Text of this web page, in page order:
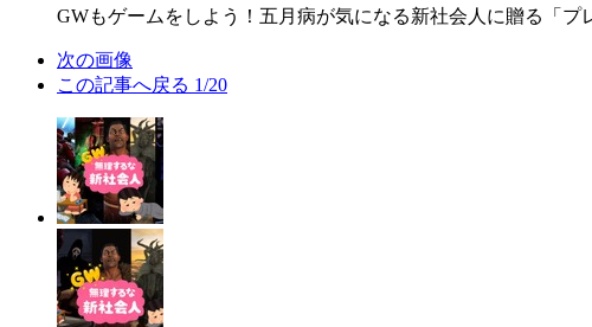
GWもゲームをしよう！五月病が気になる新社会人に贈る「
次の画像
この記事へ戻る 1/20